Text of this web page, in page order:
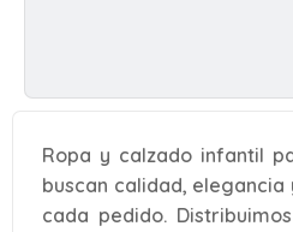
Ropa y calzado infantil
buscan calidad,
cada pedido.